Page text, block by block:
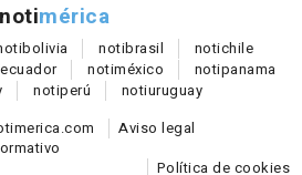
notimérica
bolivia notibrasil notichile
ecuador notiméxico notipanama
notiperú notiuruguay
Aviso legal
Política de cookies